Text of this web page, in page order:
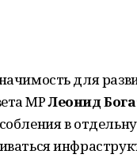
для
МРЛеонид
в